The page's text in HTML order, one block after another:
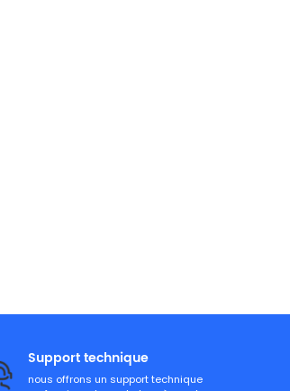
Support technique
nous offrons un support technique